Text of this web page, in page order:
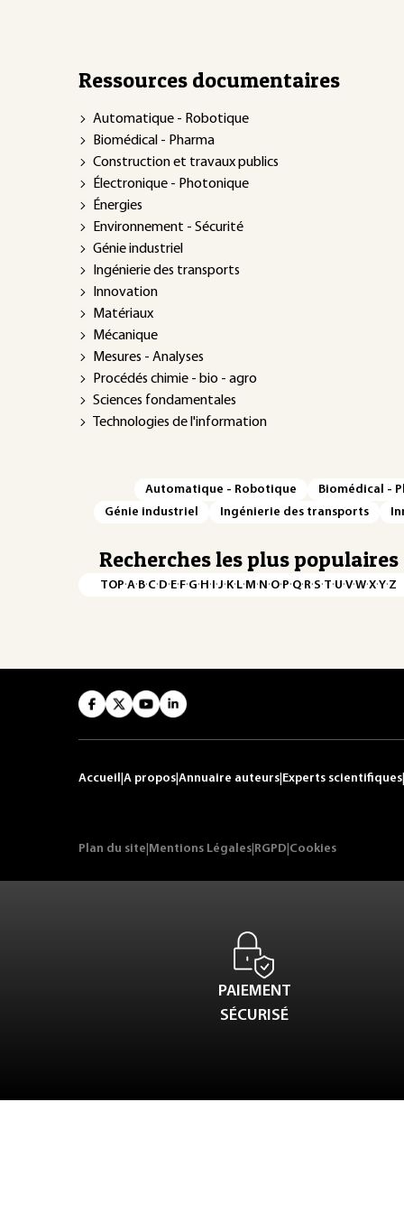
Ressources documentaires
Automatique - Robotique
Biomédical - Pharma
Construction et travaux publics
Électronique - Photonique
Énergies
Environnement - Sécurité
Génie industriel
Ingénierie des transports
Innovation
Matériaux
Mécanique
Mesures - Analyses
Procédés chimie - bio - agro
Sciences fondamentales
Technologies de l'information
Automatique - Robotique
Biomédical -
Génie industriel
Ingénierie des transports
Recherches les plus populaires
TOP·A·B·C·D·E·F·G·H·I·J·K·L·M·N·O·P·Q·R·S·T·U·V·W·X·Y·Z
Accueil A propos Annuaire auteurs Experts scientifiques
Plan du site Mentions Légales RGPD Cookies
PAIEMENT
SÉCURISÉ